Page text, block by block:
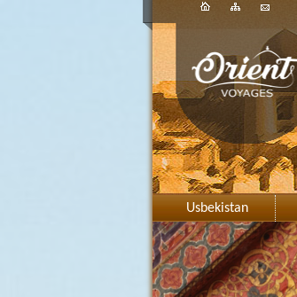
Usbekistan